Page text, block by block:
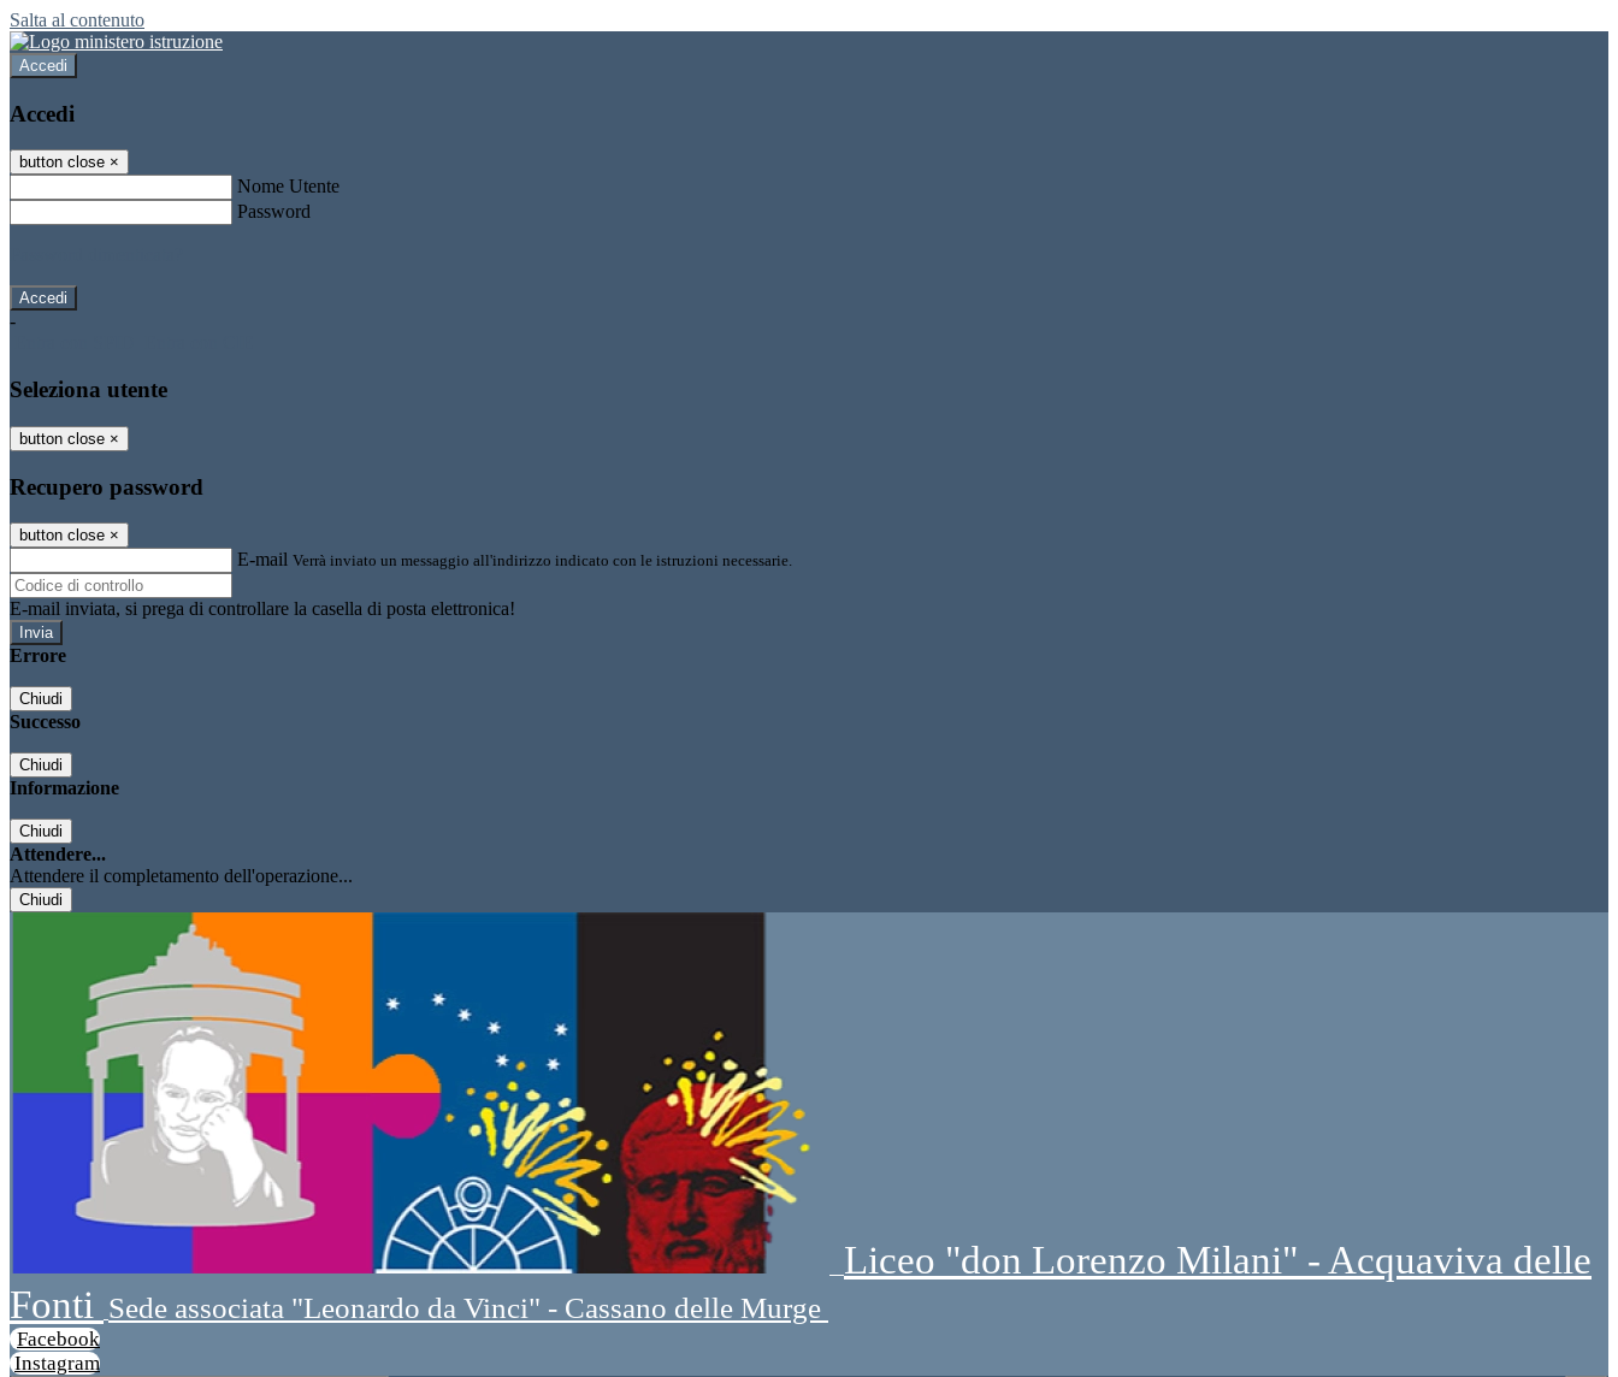
Salta al contenuto
Accedi
Accedi
button close ×
Nome Utente
Password
-
Seleziona utente
button close ×
Recupero password
button close ×
E-mail Verrà inviato un messaggio all'indirizzo indicato con le istruzioni necessarie.
E-mail inviata, si prega di controllare la casella di posta elettronica!
Errore
Chiudi
Successo
Chiudi
Informazione
Chiudi
Attendere...
Attendere il completamento dell'operazione...
Chiudi
Liceo "don Lorenzo Milani" - Acquaviva delle
Fonti Sede associata "Leonardo da Vinci" - Cassano delle Murge
Facebook
Instagram